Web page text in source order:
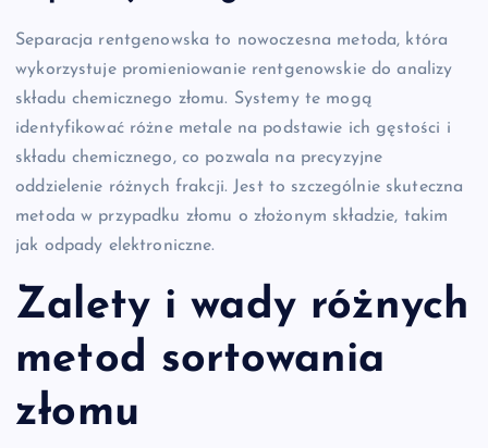
Separacja rentgenowska to nowoczesna metoda, która
wykorzystuje promieniowanie rentgenowskie do analizy
składu chemicznego złomu. Systemy te mogą
identyfikować różne metale na podstawie ich gęstości i
składu chemicznego, co pozwala na precyzyjne
oddzielenie różnych frakcji. Jest to szczególnie skuteczna
metoda w przypadku złomu o złożonym składzie, takim
jak odpady elektroniczne.
Zalety i wady różnych
metod sortowania
złomu